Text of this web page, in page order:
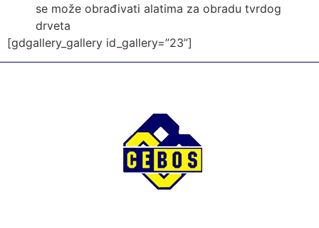
se može obrađivati alatima za obradu tvrdog
drveta
[gdgallery_gallery id_gallery=”23”]